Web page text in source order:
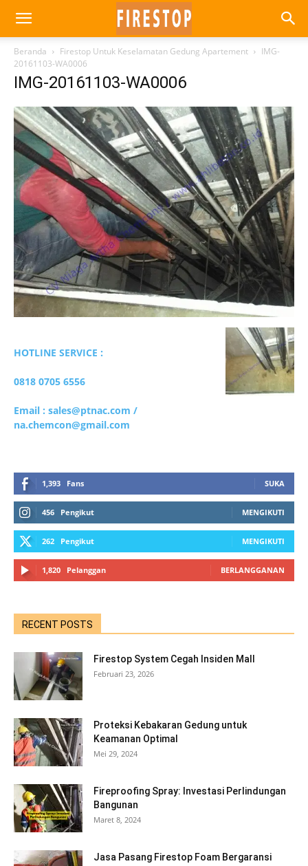
Beranda Firestop Untuk Keselamatan Gedung Apartement
IMG-
20161103-WA0006
IMG-20161103-WA0006
HOTLINE SERVICE :
0818 0705 6556
Email : sales@ptnac.com /
na.chemcon@gmail.com
1,393 Fans SUKA
456 Pengikut MENGIKUTI
262 Pengikut MENGIKUTI
1,820 Pelanggan BERLANGGANAN
RECENT POSTS
Firestop System Cegah Insiden Mall
Februari 23, 2026
Proteksi Kebakaran Gedung untuk
Keamanan Optimal
Mei 29, 2024
Fireproofing Spray: Investasi Perlindungan
Bangunan
Maret 8, 2024
Jasa Pasang Firestop Foam Bergaransi